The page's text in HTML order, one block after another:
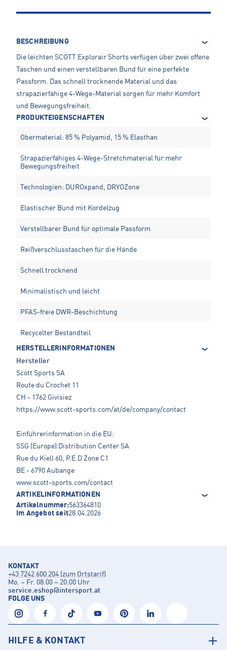
BESCHREIBUNG
Die leichten SCOTT Explorair Shorts verfügen über zwei offene
Taschen und einen verstellbaren Bund für eine perfekte
Passform. Das schnell trocknende Material und das
strapazierfähige 4-Wege-Material sorgen für mehr Komfort
und Bewegungsfreiheit.
PRODUKTEIGENSCHAFTEN
Obermaterial: 85 % Polyamid, 15 % Elasthan
Strapazierfähiges 4-Wege-Stretchmaterial für mehr
Bewegungsfreiheit
Technologien: DUROxpand, DRYOZone
Elastischer Bund mit Kordelzug
Verstellbarer Bund für optimale Passform
Reißverschlusstaschen für die Hände
Schnell trocknend
Minimalistisch und leicht
PFAS-freie DWR-Beschichtung
Recycelter Bestandteil
HERSTELLERINFORMATIONEN
Hersteller
Scott Sports SA
Route du Crochet 11
CH - 1762 Givisiez
https://www.scott-sports.com/at/de/company/contact
Einführerinformation in die EU:
SSG (Europe) Distribution Center SA
Rue du Kiell 60, P.E.D Zone C1
BE - 6790 Aubange
www.scott-sports.com/contact
ARTIKELINFORMATIONEN
Artikelnummer:563364810
Im Angebot seit28.04.2026
KONTAKT
+43 7242 600 204 (zum Ortstarif)
Mo. – Fr. 08:00 – 20:00 Uhr
service.eshop@intersport.at
FOLGE UNS
HILFE & KONTAKT